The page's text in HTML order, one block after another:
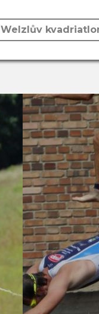
Welzlův